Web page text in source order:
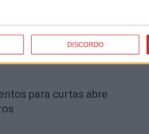
DISCORDO
para curtas abre